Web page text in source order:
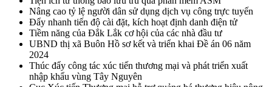
Nâng cao tỷ lệ người dân sử dụng dịch vụ công trực tuyến
Đẩy nhanh tiến độ cài đặt, kích hoạt định danh điện tử
Tiềm năng của Đắk Lắk cơ hội của các nhà đầu tư
UBND thị xã Buôn Hồ sơ kết và triển khai Đề án 06 năm
2024
Thúc đẩy công tác xúc tiến thương mại và phát triển xuất
nhập khẩu vùng Tây Nguyên